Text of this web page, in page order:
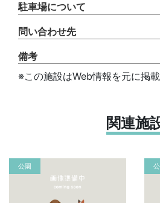
駐車場について
問い合わせ先
備考
※この施設はWeb情報を元に掲
関連施
公園